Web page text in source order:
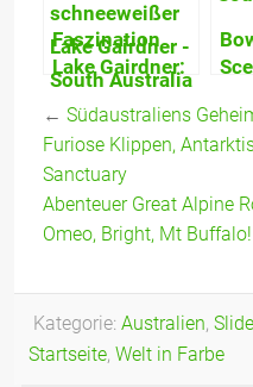
Verspieltheit &
Neugier!
Faszination
Lake Gairdner:
schneeweißer
Salzsee
eingebettet in
rote Hügel der
Grawler
Ranges
← Südaustraliens
Furiose Klippen,
Sanctuary
Abenteuer Great Alpine
Omeo, Bright, Mt Buffalo!
Kategorie: Australien,
Startseite, Welt in Farbe